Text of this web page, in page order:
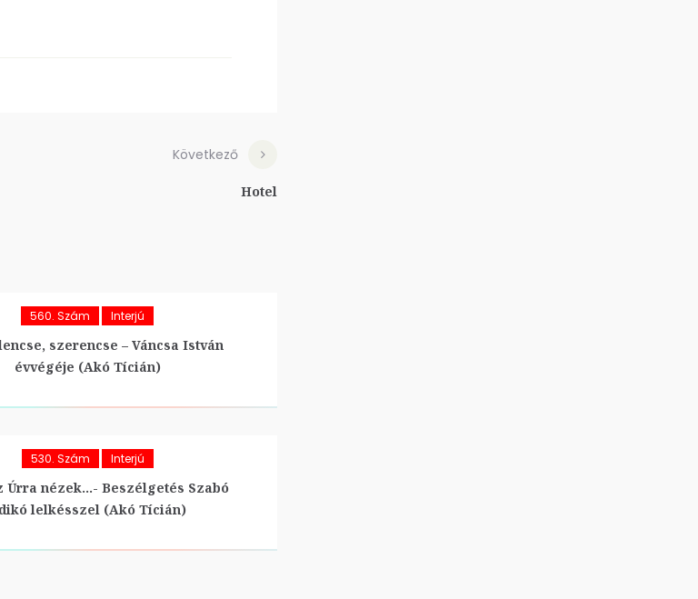
Következő
Hotel
560. Szám Interjú
szerencse – Váncsa István
évvégéje (Akó Tícián)
530. Szám Interjú
Úrra nézek…- Beszélgetés Szabó
lelkésszel (Akó Tícián)